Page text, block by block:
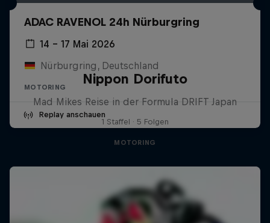
ADAC RAVENOL 24h Nürburgring
14 – 17 Mai 2026
Nürburgring, Deutschland
MOTORING
Replay anschauen
Nippon Dorifuto
Mad Mikes Reise in der Formula DRIFT Japan
1 Staffel · 5 Folgen
MOTORING